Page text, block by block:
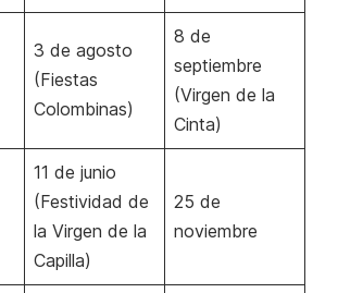
3 de agosto
(Fiestas
Colombinas)
8 de
septiembre
(Virgen de la
Cinta)
11 de junio
(Festividad de
la Virgen de la
Capilla)
25 de
noviembre